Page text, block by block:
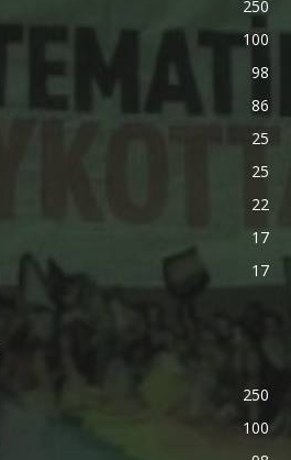
250
100
98
86
25
25
22
17
17
250
100